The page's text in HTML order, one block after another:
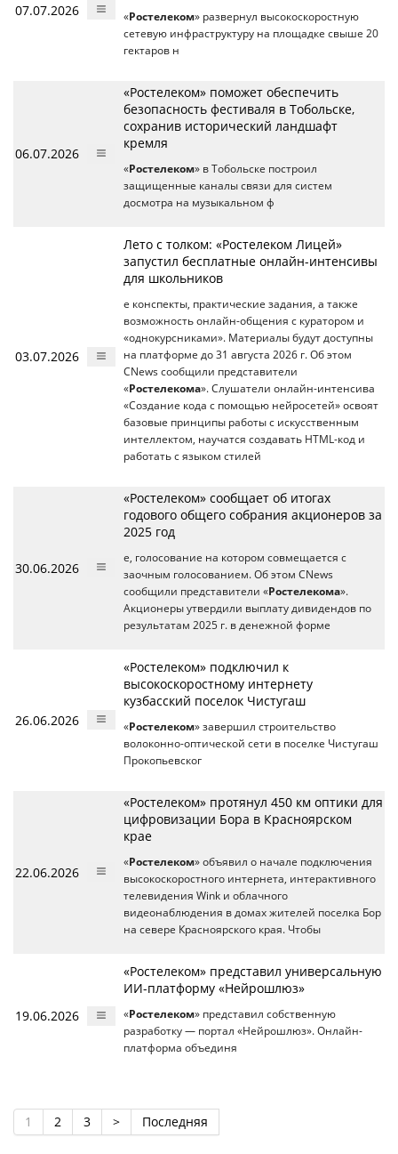
07.07.2026 «Ростелеком» развернул высокоскоростную
сетевую инфраструктуру на площадке свыше 20
гектаров н
06.07.2026
«Ростелеком» поможет обеспечить
безопасность фестиваля в Тобольске,
сохранив исторический ландшафт
кремля
«Ростелеком» в Тобольске построил
защищенные каналы связи для систем
досмотра на музыкальном ф
03.07.2026
Лето с толком: «Ростелеком Лицей»
запустил бесплатные онлайн-интенсивы
для школьников
е конспекты, практические задания, а также
возможность онлайн-общения с куратором и
«однокурсниками». Материалы будут доступны
на платформе до 31 августа 2026 г. Об этом
CNews сообщили представители
«Ростелекома». Слушатели онлайн-интенсива
«Создание кода с помощью нейросетей» освоят
базовые принципы работы с искусственным
интеллектом, научатся создавать HTML-код и
работать с языком стилей
30.06.2026
«Ростелеком» сообщает об итогах
годового общего собрания акционеров за
2025 год
е, голосование на котором совмещается с
заочным голосованием. Об этом CNews
сообщили представители «Ростелекома».
Акционеры утвердили выплату дивидендов по
результатам 2025 г. в денежной форме
26.06.2026
«Ростелеком» подключил к
высокоскоростному интернету
кузбасский поселок Чистугаш
«Ростелеком» завершил строительство
волоконно-оптической сети в поселке Чистугаш
Прокопьевског
22.06.2026
«Ростелеком» протянул 450 км оптики для
цифровизации Бора в Красноярском
крае
«Ростелеком» объявил о начале подключения
высокоскоростного интернета, интерактивного
телевидения Wink и облачного
видеонаблюдения в домах жителей поселка Бор
на севере Красноярского края. Чтобы
19.06.2026
«Ростелеком» представил универсальную
ИИ-платформу «Нейрошлюз»
«Ростелеком» представил собственную
разработку — портал «Нейрошлюз». Онлайн-
платформа объединя
1 2 3 > Последняя